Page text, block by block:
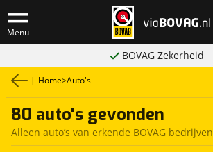
Menu
BOVAG Zekerheid
| Home>Auto's
80 auto's gevonden
Alleen auto’s van erkende BOVAG bedrijven